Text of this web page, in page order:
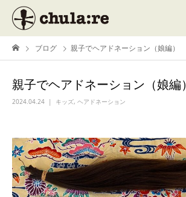
ブログ 親子でヘアドネーション（娘編）
親子でヘアドネーション（娘編）
2024.04.24 キッズ, ヘアドネーション